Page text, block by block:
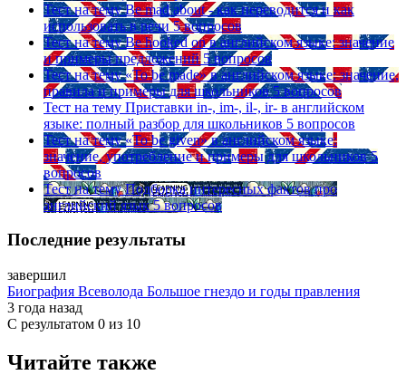
Тест на тему Be mad about - как переводится и как
использовать в речи 5 вопросов
Тест на тему Be hooked on в английском языке: значение
и примеры предложений 5 вопросов
Тест на тему «To be made» в английском языке: значение,
правила и примеры для школьников 5 вопросов
Тест на тему Приставки in-, im-, il-, ir- в английском
языке: полный разбор для школьников 5 вопросов
Тест на тему «To be given» в английском языке:
значение, употребление и примеры для школьников 5
вопросов
Тест на тему Подборка интересных фактов про
английский язык 5 вопросов
Последние результаты
завершил
Биография Всеволода Большое гнездо и годы правления
3 года назад
С результатом 0 из 10
Читайте также